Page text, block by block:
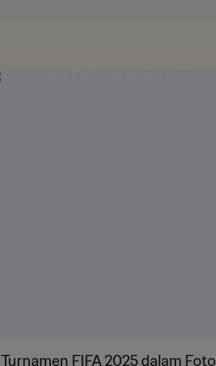
Turnamen FIFA 2025 dalam Foto